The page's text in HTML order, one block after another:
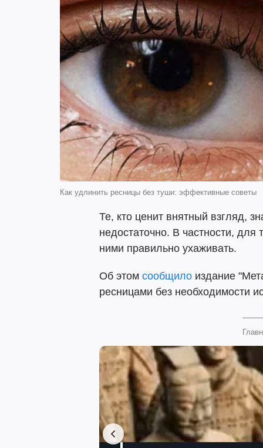
Как удлинить ресницы без туши: эффективные советы
Те, кто ценит внятный взгляд,
недостаточно. В частности,
ними правильно ухаживать.
Об этом сообщило издание
ресницами без необходимости